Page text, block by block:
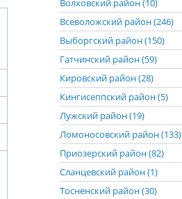
Волховский район (10)
Всеволожский район (246)
Выборгский район (150)
Гатчинский район (59)
Кировский район (28)
Кингисеппский район (5)
Лужский район (19)
Ломоносовский район (133)
Приозерский район (82)
Сланцевский район (1)
Тосненский район (30)